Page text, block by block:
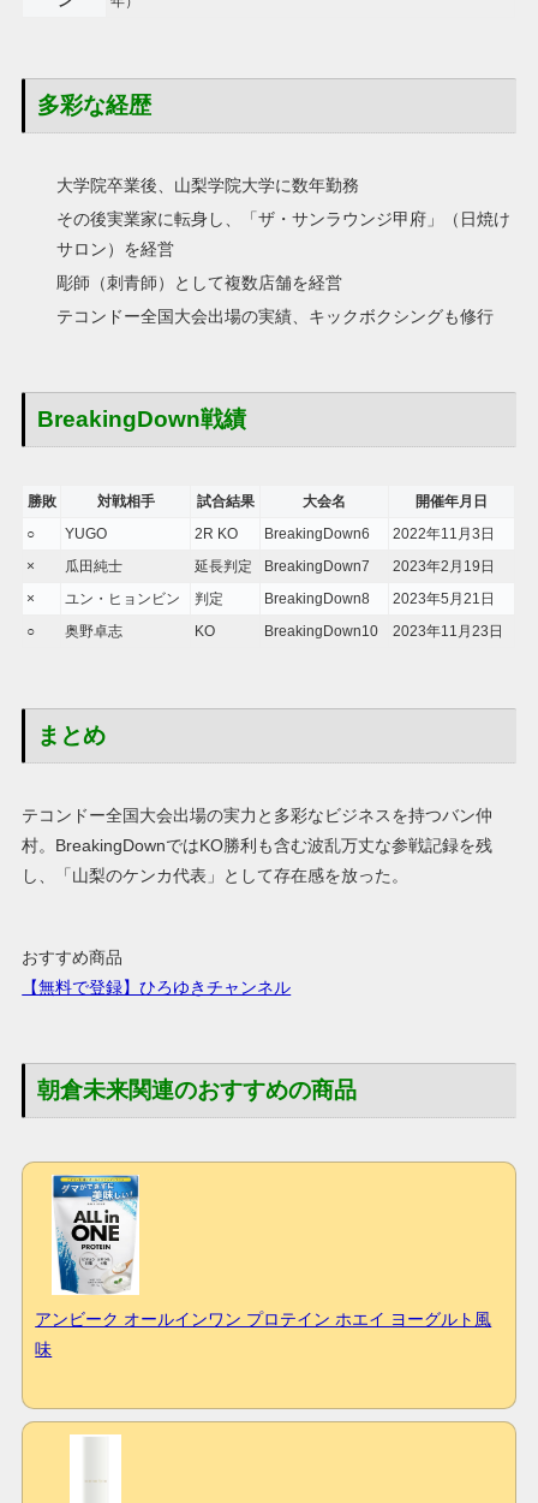
多彩な経歴
大学院卒業後、山梨学院大学に数年勤務
その後実業家に転身し、「ザ・サンラウンジ甲府」（日焼け
サロン）を経営
彫師（刺青師）として複数店舗を経営
テコンドー全国大会出場の実績、キックボクシングも修行
BreakingDown戦績
勝敗 対戦相手 試合結果 大会名 開催年月日
○ YUGO 2R KO BreakingDown6 2022年11月3日
× 瓜田純士 延長判定 BreakingDown7 2023年2月19日
× ユン・ヒョンビン 判定 BreakingDown8 2023年5月21日
○ 奥野卓志 KO BreakingDown10 2023年11月23日
まとめ
テコンドー全国大会出場の実力と多彩なビジネスを持つバン仲
村。BreakingDownではKO勝利も含む波乱万丈な参戦記録を残
し、「山梨のケンカ代表」として存在感を放った。
おすすめ商品
【無料で登録】ひろゆきチャンネル
朝倉未来関連のおすすめの商品
アンビーク オールインワン プロテイン ホエイ ヨーグルト風
味